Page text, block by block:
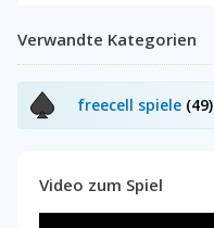
Verwandte Kategorien
freecell spiele (49)
Video zum Spiel